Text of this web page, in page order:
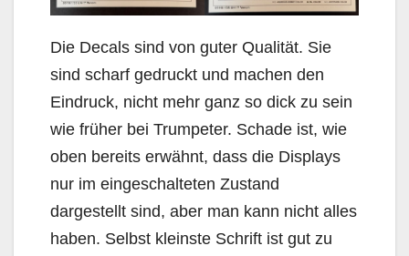
Die Decals sind von guter Qualität. Sie
sind scharf gedruckt und machen den
Eindruck, nicht mehr ganz so dick zu sein
wie früher bei Trumpeter. Schade ist, wie
oben bereits erwähnt, dass die Displays
nur im eingeschalteten Zustand
dargestellt sind, aber man kann nicht alles
haben. Selbst kleinste Schrift ist gut zu